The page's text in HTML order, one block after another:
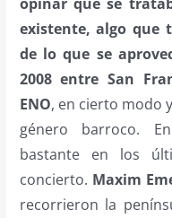
existente, algo que
de lo que se
2008 entre San
ENO, en cierto modo
género barroco.
bastante en los
concierto. Maxim
recorrieron la